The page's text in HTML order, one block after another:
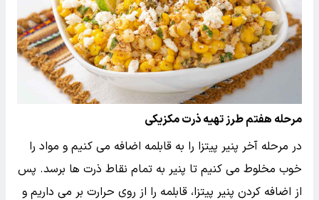
مرحله هفتم طرز تهیه ذرت مکزیکی
در مرحله آخر پنیر پیتزا را به قابلمه اضافه می کنیم و مواد را
خوب مخلوط می کنیم تا پنیر به تمام نقاط ذرت ها برسد. پس
از اضافه کردن پنیر پیتزا، قابلمه را از روی حرارت بر می داریم و